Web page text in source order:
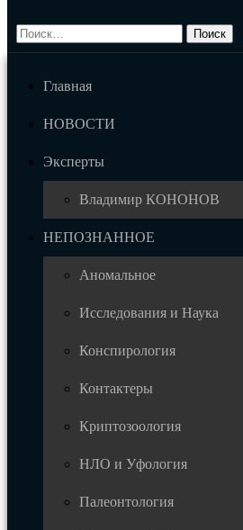
Главная
НОВОСТИ
Эксперты
Владимир КОНОНОВ
НЕПОЗНАННОЕ
Аномальное
Исследования и Наука
Конспирология
Контактеры
Криптозоология
НЛО и Уфология
Палеонтология